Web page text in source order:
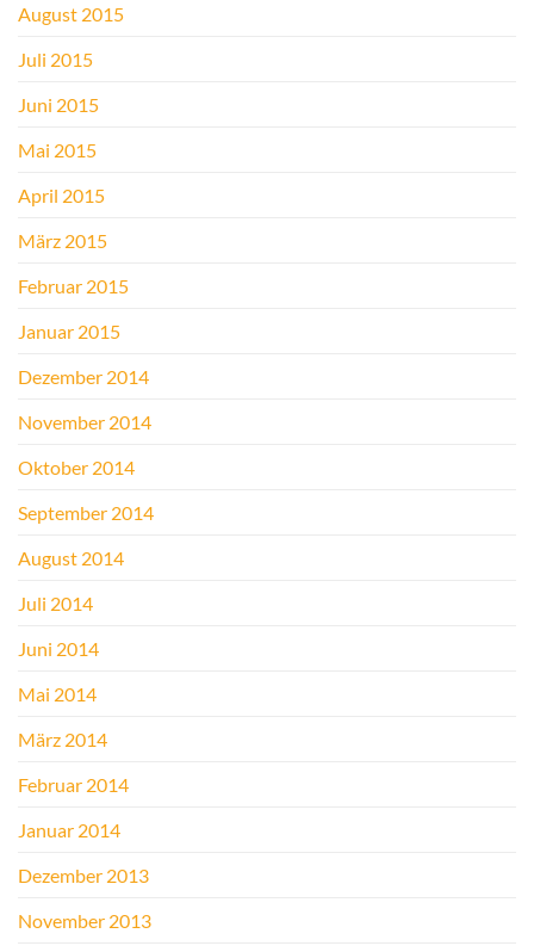
August 2015
Juli 2015
Juni 2015
Mai 2015
April 2015
März 2015
Februar 2015
Januar 2015
Dezember 2014
November 2014
Oktober 2014
September 2014
August 2014
Juli 2014
Juni 2014
Mai 2014
März 2014
Februar 2014
Januar 2014
Dezember 2013
November 2013